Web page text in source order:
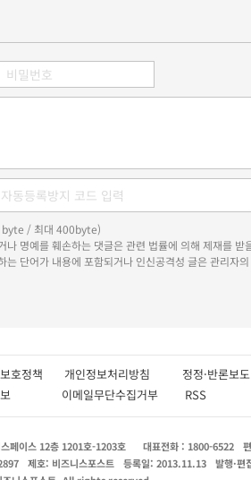
byte / 최대 400byte)
나 명예를 훼손하는 댓글은 관련 법률에 의해 제재를 받
는 단어가 내용에 포함되거나 인신공격성 글은 관리자
보호정책 개인정보처리방침 정정·반론보도
보 이메일무단수집거부 RSS
페이스 12층 1201호-1203호 대표전화 : 1800-6522
제호: 비즈니스포스트 등록일: 2013.11.13 발행·편